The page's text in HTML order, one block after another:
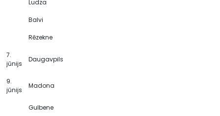
Ludza
Balvi
Rēzekne
7.
jūnijs
Daugavpils
9.
jūnijs
Madona
Gulbene